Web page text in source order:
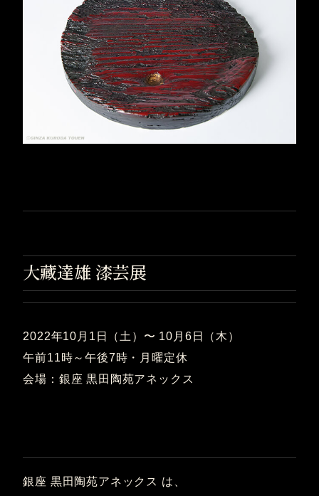
大藏達雄 漆芸展
2022年10月1日（土）〜 10月6日（木）
午前11時～午後7時・月曜定休
会場：銀座 黒田陶苑アネックス
銀座 黒田陶苑アネックス は、